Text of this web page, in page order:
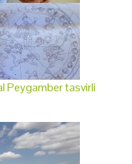
Peygamber tasvirli